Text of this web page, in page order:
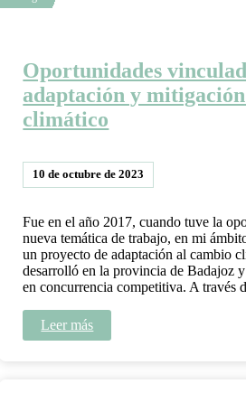
Oportunidades
adaptación y
climático
10 de octubre de 2023
Fue en el año 2017, cuando tuve la
nueva temática de trabajo, en mi
un proyecto de adaptación al cambio
desarrolló en la provincia de Badajoz
en concurrencia competitiva. A través
Leer más